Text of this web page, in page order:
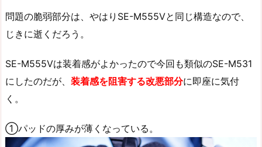
問題の脆弱部分は、やはりSE-M555Vと同じ構造なので、
じきに逝くだろう。
SE-M555Vは装着感がよかったので今回も類似のSE-M531
にしたのだが、 装着感を阻害する改悪部分に即座に気付
く。
①パッドの厚みが薄くなっている。